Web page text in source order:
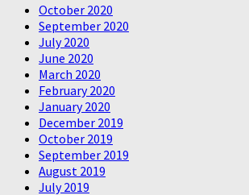
October 2020
September 2020
July 2020
June 2020
March 2020
February 2020
January 2020
December 2019
October 2019
September 2019
August 2019
July 2019